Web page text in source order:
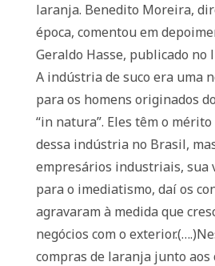
laranja. Benedito Moreira,
época, comentou em
Geraldo Hasse, publicado no
A indústria de suco era uma
para os homens originados
“in natura”. Eles têm o
dessa indústria no Brasil,
empresários industriais, sua
para o imediatismo, daí os
agravaram à medida que
negócios com o
compras de laranja junto